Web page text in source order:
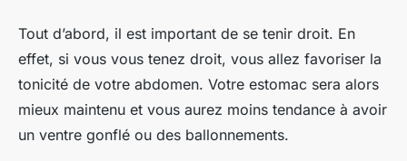
Tout d’abord, il est important de se tenir droit. En
effet, si vous vous tenez droit, vous allez favoriser la
tonicité de votre abdomen. Votre estomac sera alors
mieux maintenu et vous aurez moins tendance à avoir
un ventre gonflé ou des ballonnements.